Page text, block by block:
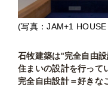
(写真：JAM+1
石牧建築は"完全自由
住まいの設計を行って
完全自由設計＝好きな